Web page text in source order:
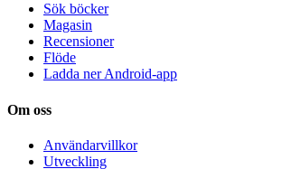
Sök böcker
Magasin
Recensioner
Flöde
Ladda ner Android-app
Om oss
Användarvillkor
Utveckling